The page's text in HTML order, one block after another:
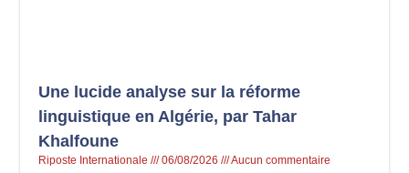
Une lucide analyse sur la réforme
linguistique en Algérie, par Tahar
Khalfoune
Riposte Internationale 06/08/2026 Aucun commentaire